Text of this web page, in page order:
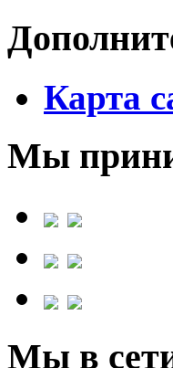
Карта
Мы
Мы в